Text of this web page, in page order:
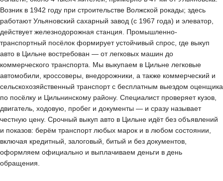
Возник в 1942 году при строительстве Волжской рокады; здесь
работают Ульяновский сахарный завод (с 1967 года) и элеватор,
действует железнодорожная станция. Промышленно-
транспортный посёлок формирует устойчивый спрос, где выкуп
авто в Цильне востребован — от легковых машин до
коммерческого транспорта. Мы выкупаем в Цильне легковые
автомобили, кроссоверы, внедорожники, а также коммерческий и
сельскохозяйственный транспорт с бесплатным выездом оценщика
по посёлку и Цильнинскому району. Специалист проверяет кузов,
двигатель, ходовую, пробег и документы — и сразу называет
честную цену. Срочный выкуп авто в Цильне идёт без объявлений
и показов: берём транспорт любых марок и в любом состоянии,
включая кредитный, залоговый, битый и без документов,
оформляем официально и выплачиваем деньги в день
обращения.